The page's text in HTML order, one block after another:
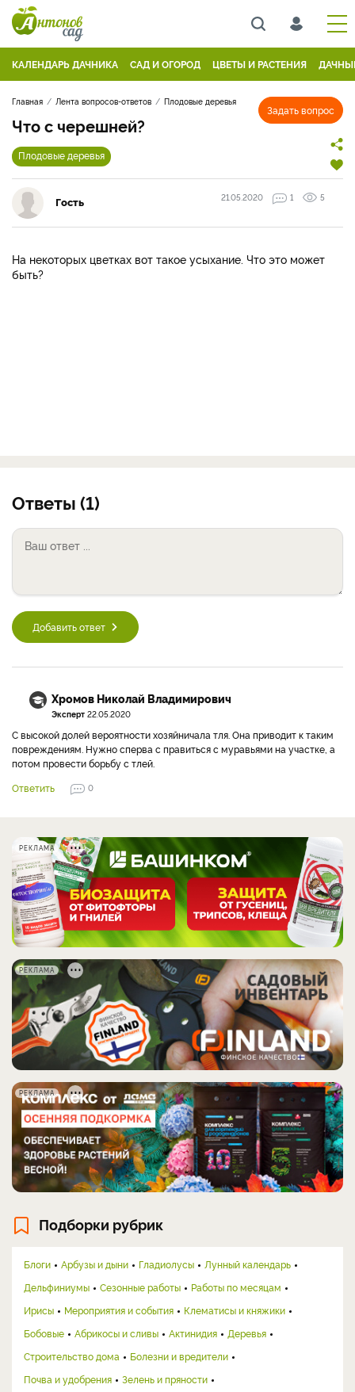
КАЛЕНДАРЬ ДАЧНИКА САД И ОГОРОД ЦВЕТЫ И РАСТЕНИЯ
Задать вопрос
Главная Лента вопросов-ответов Плодовые деревья
Что с черешней?
Плодовые деревья
Гость 21.05.2020 1 5
На некоторых цветках вот такое усыхание. Что это может
быть?
Ответы (1)
Добавить ответ
Хромов Николай Владимирович
Эксперт 22.05.2020
С высокой долей вероятности хозяйничала тля. Она приводит к таким
повреждениям. Нужно сперва с правиться с муравьями на участке, а
потом провести борьбу с тлей.
Ответить
0
РЕКЛАМА
РЕКЛАМА
РЕКЛАМА
Подборки рубрик
Блоги Арбузы и дыни Гладиолусы
Лунный календарь
Дельфиниумы
Сезонные работы
Работы по месяцам
Ирисы
Мероприятия и события
Клематисы и княжики
Бобовые
Абрикосы и сливы Актинидия
Деревья
Строительство дома
Болезни и вредители
Почва и удобрения
Зелень и пряности